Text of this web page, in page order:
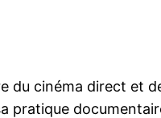
du cinéma direct et
pratique